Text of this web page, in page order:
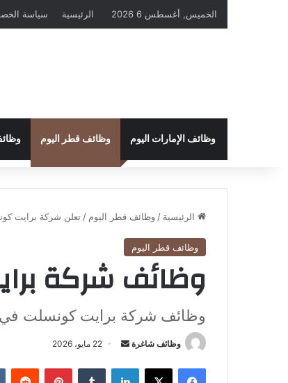
الخميس, أغسطس 6 2026 الرئيسية سياسة
وظائف الإمارات اليوم وظائف قطر اليوم
الرئيسية / وظائف قطر اليوم / تعلن شركة برايت كونسلت
وظائف قطر اليوم
وظائف شركة
وظائف شركة برايت كونسلت
وظائف شاغرة 22 مايو، 2026
فيسبوك لينكدإن بينتيريست